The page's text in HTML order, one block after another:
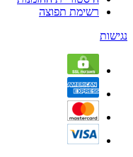
רשימת תפוצה
נגישות